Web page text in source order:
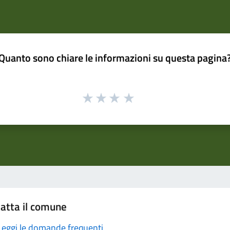
sono chiare le informazioni su questa
il comune